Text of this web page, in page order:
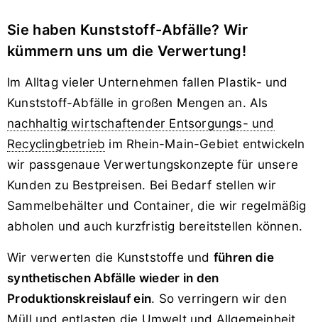
Sie haben Kunststoff-Abfälle? Wir
kümmern uns um die Verwertung!
Im Alltag vieler Unternehmen fallen Plastik- und
Kunststoff-Abfälle in großen Mengen an. Als
nachhaltig wirtschaftender Entsorgungs- und
Recyclingbetrieb im Rhein-Main-Gebiet entwickeln
wir passgenaue Verwertungskonzepte für unsere
Kunden zu Bestpreisen. Bei Bedarf stellen wir
Sammelbehälter und Container, die wir regelmäßig
abholen und auch kurzfristig bereitstellen können.
Wir verwerten die Kunststoffe und führen die
synthetischen Abfälle wieder in den
Produktionskreislauf ein. So verringern wir den
Müll und entlasten die Umwelt und Allgemeinheit.